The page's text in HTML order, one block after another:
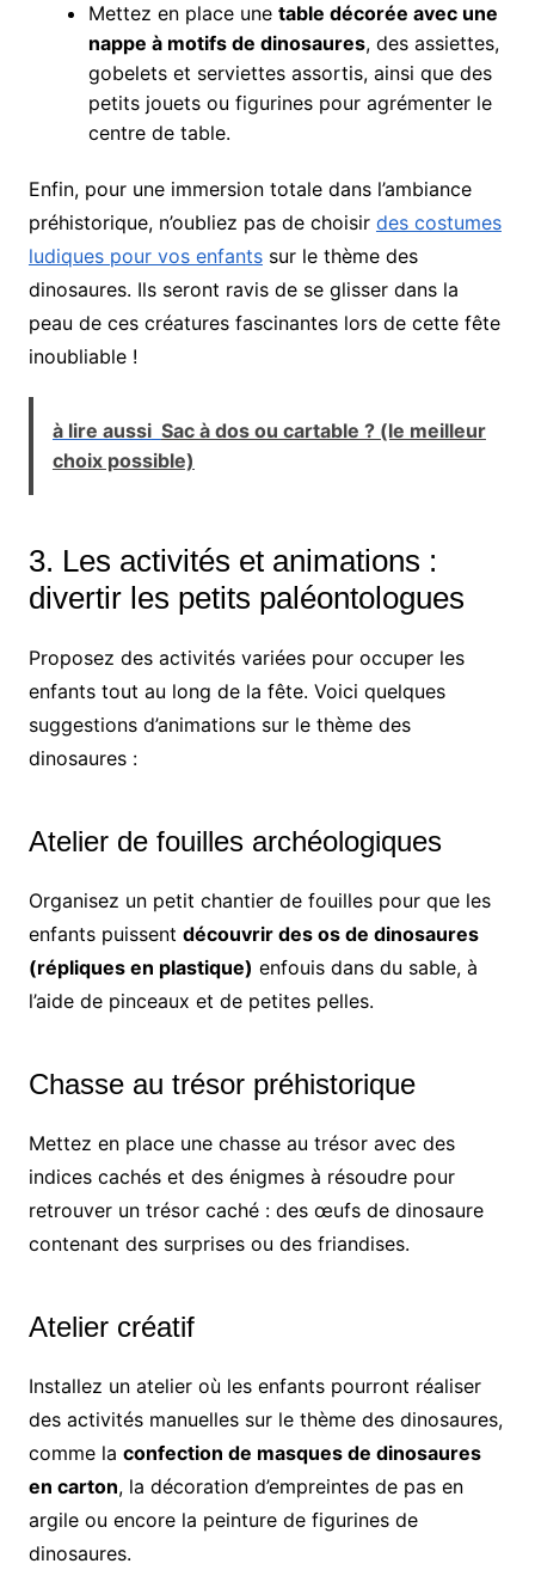
Mettez en place une table décorée avec une
nappe à motifs de dinosaures, des assiettes,
gobelets et serviettes assortis, ainsi que des
petits jouets ou figurines pour agrémenter le
centre de table.
Enfin, pour une immersion totale dans l’ambiance
préhistorique, n’oubliez pas de choisir des costumes
ludiques pour vos enfantssur le thème des
dinosaures. Ils seront ravis de se glisser dans la
peau de ces créatures fascinantes lors de cette fête
inoubliable !
à lire aussi Sac à dos ou cartable ? (le meilleur
choix possible)
3. Les activités et animations :
divertir les petits paléontologues
Proposez des activités variées pour occuper les
enfants tout au long de la fête. Voici quelques
suggestions d’animations sur le thème des
dinosaures :
Atelier de fouilles archéologiques
Organisez un petit chantier de fouilles pour que les
enfants puissent découvrir des os de dinosaures
(répliques en plastique) enfouis dans du sable, à
l’aide de pinceaux et de petites pelles.
Chasse au trésor préhistorique
Mettez en place une chasse au trésor avec des
indices cachés et des énigmes à résoudre pour
retrouver un trésor caché : des œufs de dinosaure
contenant des surprises ou des friandises.
Atelier créatif
Installez un atelier où les enfants pourront réaliser
des activités manuelles sur le thème des dinosaures,
comme la confection de masques de dinosaures
en carton, la décoration d’empreintes de pas en
argile ou encore la peinture de figurines de
dinosaures.